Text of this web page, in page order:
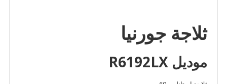
ثلاجة جورنيا
موديل R6192LX